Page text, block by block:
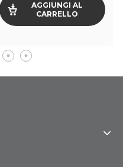
AGGIUNGI AL
CARRELLO